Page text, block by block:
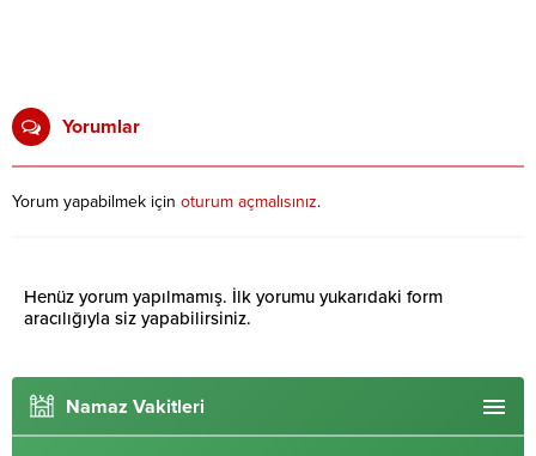
Yorumlar
Yorum yapabilmek için oturum açmalısınız.
Henüz yorum yapılmamış. İlk yorumu yukarıdaki form
aracılığıyla siz yapabilirsiniz.
Namaz Vakitleri